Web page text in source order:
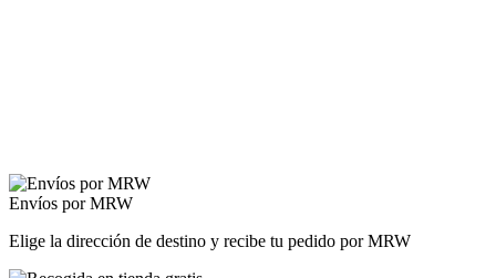
Envíos por MRW
Elige la dirección de destino y recibe tu pedido por MRW